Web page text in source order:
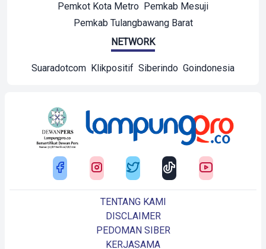
Pemkot Kota Metro Pemkab Mesuji
Pemkab Tulangbawang Barat
NETWORK
Suaradotcom Klikpositif Siberindo Goindonesia
TENTANG KAMI
DISCLAIMER
PEDOMAN SIBER
KERJASAMA